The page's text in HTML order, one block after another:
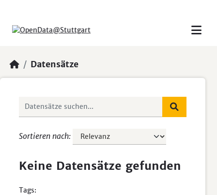
Datensätze
Sortieren nach
Keine Datensätze gefunden
Tags: